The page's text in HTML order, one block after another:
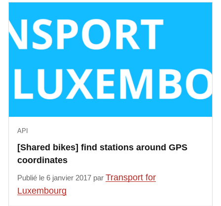
[Shared bikes] find stations around GPS
coordinates
API
Publié le 6 janvier 2017 parTransport for
Luxembourg